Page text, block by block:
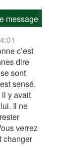
message
c’est
dire
sont
sensé.
y avait
Il ne
verrez
changer